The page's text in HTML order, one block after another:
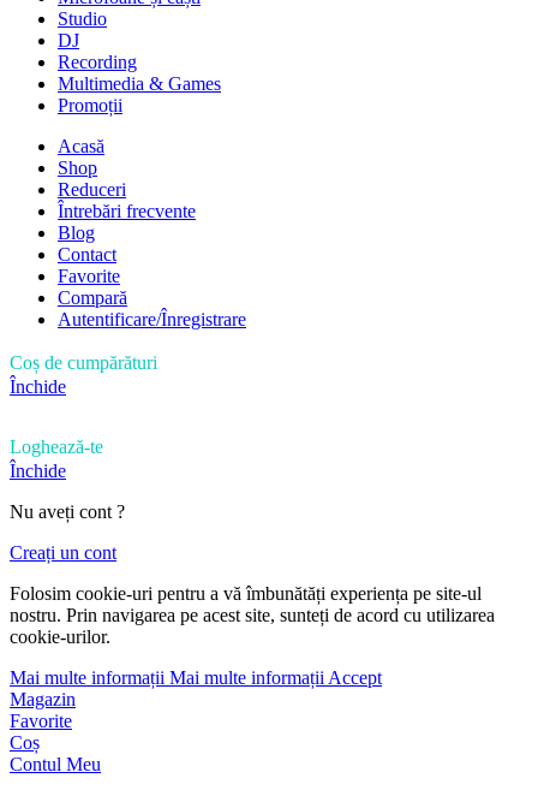
Studio
DJ
Recording
Multimedia & Games
Promoții
Acasă
Shop
Reduceri
Întrebări frecvente
Blog
Contact
Favorite
Compară
Autentificare/Înregistrare
Coș de cumpărături
Închide
Loghează-te
Închide
Nu aveți cont ?
Creați un cont
Folosim cookie-uri pentru a vă îmbunătăți experiența pe site-ul
nostru. Prin navigarea pe acest site, sunteți de acord cu utilizarea
cookie-urilor.
Mai multe informații Mai multe informațiiAccept
Magazin
Favorite
Coș
Contul Meu